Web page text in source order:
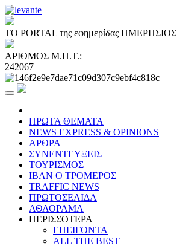
ΤΟ PORTAL της εφημερίδας ΗΜΕΡΗΣΙΟΣ
ΑΡΙΘΜΟΣ Μ.Η.Τ.:
242067
ΠΡΩΤΑ ΘΕΜΑΤΑ
NEWS EXPRESS & OPINIONS
ΑΡΘΡΑ
ΣΥΝΕΝΤΕΥΞΕΙΣ
ΤΟΥΡΙΣΜΟΣ
ΙΒΑΝ Ο ΤΡΟΜΕΡΟΣ
TRAFFIC NEWS
ΠΡΩΤΟΣΕΛΙΔΑ
ΑΘΛΟΡΑΜΑ
ΠΕΡΙΣΣΟΤΕΡΑ
ΕΠΕΙΓΟΝΤΑ
ALL THE BEST